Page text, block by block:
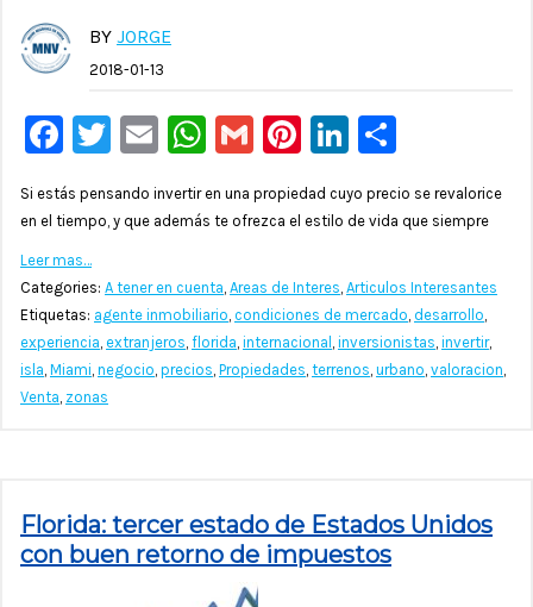
BY JORGE
2018-01-13
Facebook
Twitter
EmailWhatsApp
GmailPinterest
LinkedIn
Si estás pensando invertir en una propiedad cuyo precio se revalorice
en el tiempo, y que además te ofrezca el estilo de vida que siempre
Leer mas…
Categories: A tener en cuenta, Areas de Interes, Articulos Interesantes
Etiquetas: agente inmobiliario, condiciones de mercado, desarrollo,
experiencia, extranjeros, florida, internacional , inversionistas, invertir,
isla, Miami, negocio, precios, Propiedades, terrenos, urbano, valoracion,
Venta, zonas
Florida: tercer estado de Estados Unidos
con buen retorno de impuestos